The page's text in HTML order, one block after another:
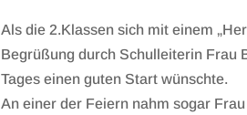
Als die 2.Klassen sich mit einem
Begrüßung durch Schulleiterin Frau
Tages einen guten Start wünschte.
An einer der Feiern nahm sogar